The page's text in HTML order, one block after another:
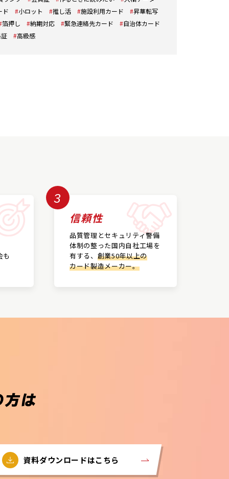
ド
小ロット 推し活 施設利用カード
昇華転写
箔押し
納期対応 緊急連絡先カード
自治体カード
高級感
も
3
信頼性
品質管理とセキュリティ警備
体制の整った国内自社工場を
有する、 創業50年以上の
カード製造メーカー。
資料ダウンロードはこちら